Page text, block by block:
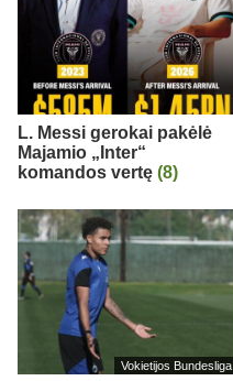
L. Messi gerokai pakėlė
Majamio „Inter“
komandos vertę (8)
Vokietijos Bundesliga